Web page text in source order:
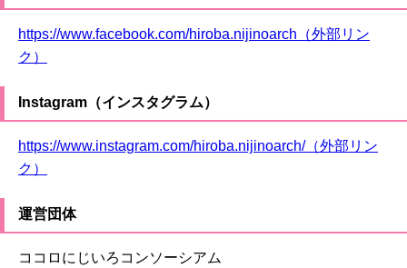
https://www.facebook.com/hiroba.nijinoarch（外部リン
ク）
Instagram（インスタグラム）
https://www.instagram.com/hiroba.nijinoarch/（外部リン
ク）
運営団体
ココロにじいろコンソーシアム